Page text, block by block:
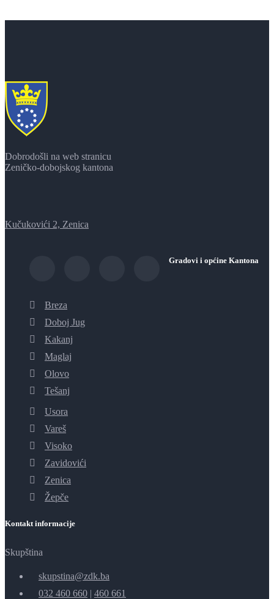
Dobrodošli na web stranicu
Zeničko-dobojskog kantona
Kučukovići 2, Zenica
Gradovi i općine Kantona
Breza
Doboj Jug
Kakanj
Maglaj
Olovo
Tešanj
Usora
Vareš
Visoko
Zavidovići
Zenica
Žepče
Kontakt informacije
Skupština
skupstina@zdk.ba
032 460 660 | 460 661